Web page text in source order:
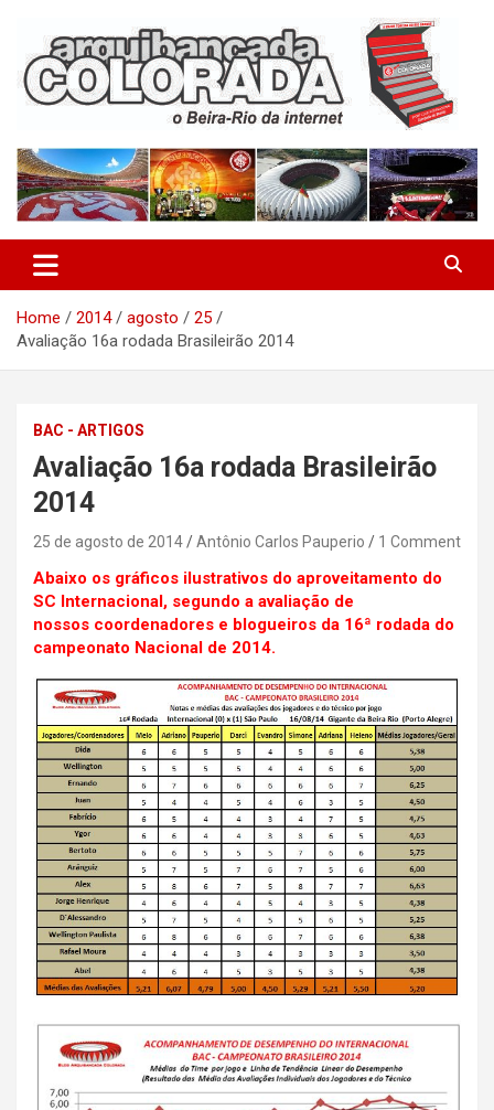
content
Arquibancada Colorada
Home 2014 agosto
25
Avaliação 16a rodada Brasileirão 2014
BAC - ARTIGOS
Avaliação 16a rodada Brasileirão
2014
25 de agosto de 2014 Antônio Carlos Pauperio 1 Comment
Abaixo os gráficos ilustrativos do aproveitamento do
SC Internacional, segundo a avaliação de
nossos coordenadores e blogueiros da 16ª rodada do
campeonato Nacional de 2014.